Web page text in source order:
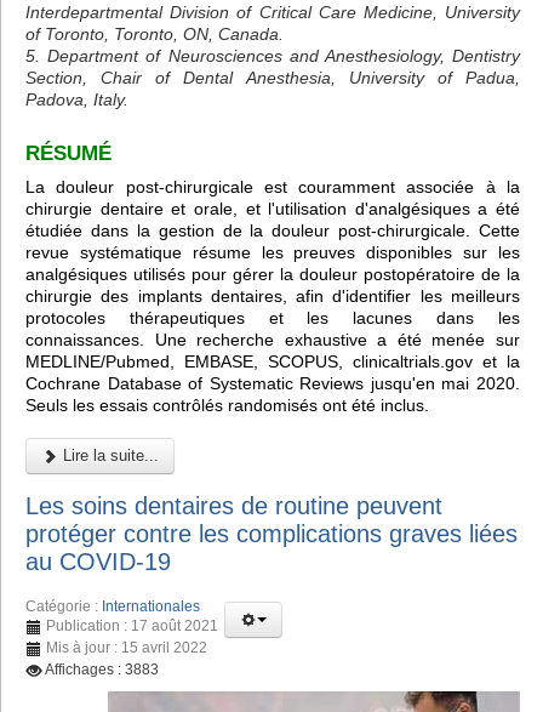
Interdepartmental Division of Critical Care Medicine, University
of Toronto, Toronto, ON, Canada.
5. Department of Neurosciences and Anesthesiology, Dentistry
Section, Chair of Dental Anesthesia, University of Padua,
Padova, Italy.
RÉSUMÉ
La douleur post-chirurgicale est couramment associée à la
chirurgie dentaire et orale, et l'utilisation d'analgésiques a été
étudiée dans la gestion de la douleur post-chirurgicale. Cette
revue systématique résume les preuves disponibles sur les
analgésiques utilisés pour gérer la douleur postopératoire de la
chirurgie des implants dentaires, afin d'identifier les meilleurs
protocoles thérapeutiques et les lacunes dans les
connaissances. Une recherche exhaustive a été menée sur
MEDLINE/Pubmed, EMBASE, SCOPUS, clinicaltrials.gov et la
Cochrane Database of Systematic Reviews jusqu'en mai 2020.
Seuls les essais contrôlés randomisés ont été inclus.
Lire la suite...
Les soins dentaires de routine peuvent
protéger contre les complications graves liées
au COVID-19
Catégorie : Internationales
Publication : 17 août 2021
Mis à jour : 15 avril 2022
Affichages : 3883